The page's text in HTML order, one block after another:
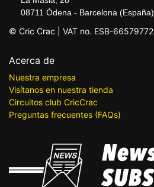
08711 Òdena - Barcelona (España)
© Cric Crac | VAT no. ESB-66579772
Acerca de
Nuestra empresa
Visítanos en nuestra tienda
Circuitos club CricCrac
Preguntas frecuentes (FAQs)